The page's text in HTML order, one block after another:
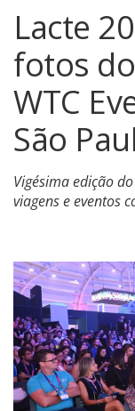
Lacte
fotos
WTC
São
Vigésima edição
viagens e eventos